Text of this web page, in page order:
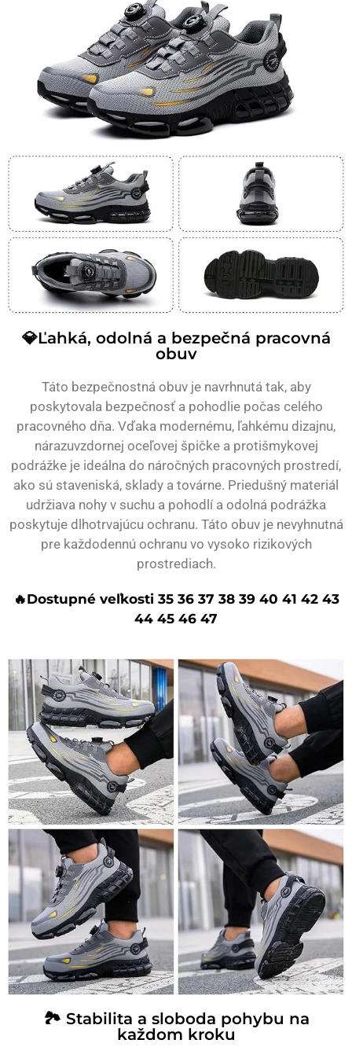
💎Ľahká, odolná a bezpečná pracovná
obuv
Táto bezpečnostná obuv je navrhnutá tak, aby
poskytovala bezpečnosť a pohodlie počas celého
pracovného dňa. Vďaka modernému, ľahkému dizajnu,
nárazuvzdornej oceľovej špičke a protišmykovej
podrážke je ideálna do náročných pracovných prostredí,
ako sú staveniská, sklady a továrne. Priedušný materiál
udržiava nohy v suchu a pohodlí a odolná podrážka
poskytuje dlhotrvajúcu ochranu. Táto obuv je nevyhnutná
pre každodennú ochranu vo vysoko rizikových
prostrediach.
🔥Dostupné veľkosti 35 36 37 38 39 40 41 42 43
44 45 46 47
🏞️ Stabilita a sloboda pohybu na
každom kroku